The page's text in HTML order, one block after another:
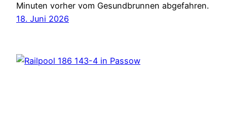
Minuten vorher vom Gesundbrunnen abgefahren.
18. Juni 2026